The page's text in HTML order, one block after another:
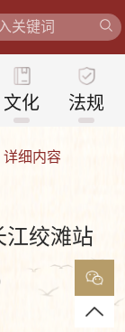
文化 法规
详细内容
江绞滩站